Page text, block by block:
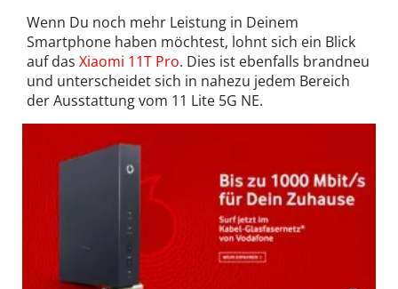
Wenn Du noch mehr Leistung in Deinem
Smartphone haben möchtest, lohnt sich ein Blick
auf das Xiaomi 11T Pro. Dies ist ebenfalls brandneu
und unterscheidet sich in nahezu jedem Bereich
der Ausstattung vom 11 Lite 5G NE.